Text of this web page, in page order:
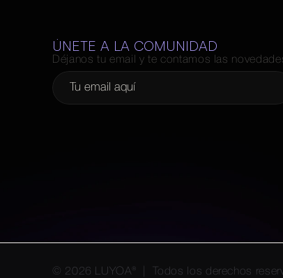
ÚNETE A LA COMUNIDAD
Déjanos tu email y te contamos las
© 2026 LUYOA®  |  Todos los derechos